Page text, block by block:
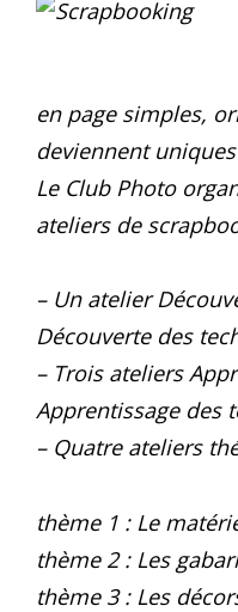
en page simples,
deviennent
Le Club Photo
ateliers de
– Un atelier
Découverte des
– Trois ateliers
Apprentissage des
– Quatre ateliers
thème 1 : Le
thème 2 : Les
thème 3 : Les